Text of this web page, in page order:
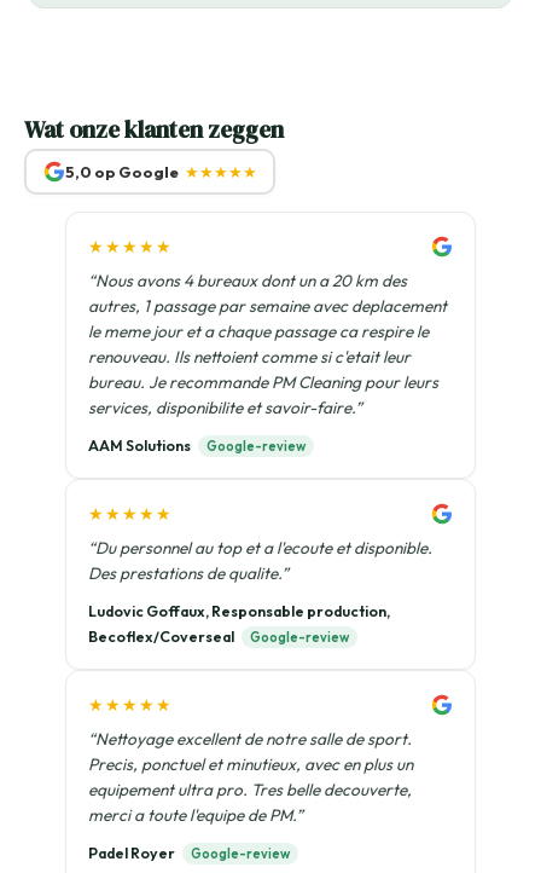
Wat onze klanten zeggen
5,0 op Google ★★★★★
★★★★★
“Nous avons 4 bureaux dont un a 20 km des
autres, 1 passage par semaine avec deplacement
le meme jour et a chaque passage ca respire le
renouveau. Ils nettoient comme si c'etait leur
bureau. Je recommande PM Cleaning pour leurs
services, disponibilite et savoir-faire.”
AAM Solutions Google-review
★★★★★
“Du personnel au top et a l'ecoute et disponible.
Des prestations de qualite.”
Ludovic Goffaux, Responsable production,
Becoflex/Coverseal
Google-review
★★★★★
“Nettoyage excellent de notre salle de sport.
Precis, ponctuel et minutieux, avec en plus un
equipement ultra pro. Tres belle decouverte,
merci a toute l'equipe de PM.”
Padel Royer Google-review